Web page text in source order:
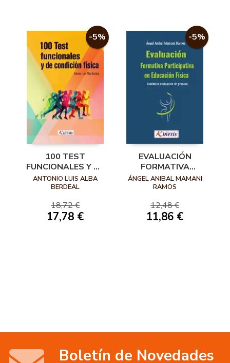
-5%
100 TEST
FUNCIONALES Y DE
CONDICIÓN FÍSICA
ANTONIO LUIS ALBA
BERDEAL
18,72 €
17,78 €
-5%
EVALUACIÓN
FORMATIVA
PARTICIPATIVA EN
EDUCACIÓN FÍSICA
ÁNGEL ANIBAL MAMANI
RAMOS
12,48 €
11,86 €
Boletín de Novedades